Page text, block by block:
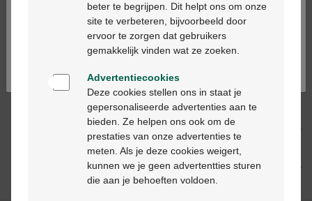
Description du produit
Indications
Ga verder in het nederlands
Continuez en français
beter te begrijpen. Dit helpt ons om onze
site te verbeteren, bijvoorbeeld door
ervoor te zorgen dat gebruikers
gemakkelijk vinden wat ze zoeken.
Advertentiecookies
Deze cookies stellen ons in staat je
gepersonaliseerde advertenties aan te
bieden. Ze helpen ons ook om de
prestaties van onze advertenties te
meten. Als je deze cookies weigert,
kunnen we je geen advertentties sturen
die aan je behoeften voldoen.